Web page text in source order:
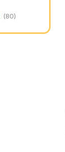
(80)